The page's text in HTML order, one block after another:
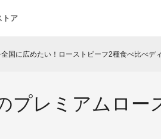
トア
国に広めたい！ローストビーフ2種食べ比べデ
プレミアムロー